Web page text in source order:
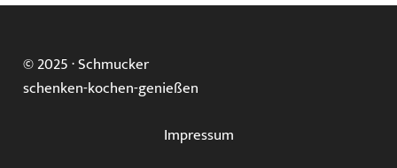
© 2025 ·Schmucker
schenken-kochen-genießen
Impressum